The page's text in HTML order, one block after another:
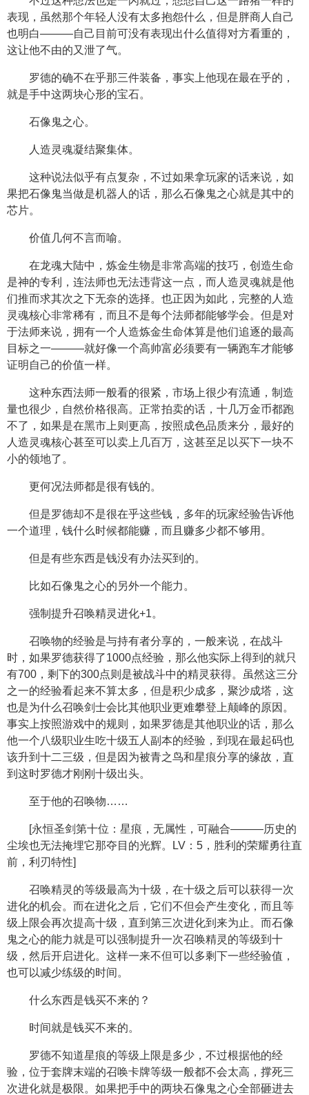
表现，虽然那个年轻人没有太多抱怨什么，但是胖商人自己
也明白———自己目前可没有表现出什么值得对方看重的，
这让他不由的又泄了气。
罗德的确不在乎那三件装备，事实上他现在最在乎的，
就是手中这两块心形的宝石。
石像鬼之心。
人造灵魂凝结聚集体。
这种说法似乎有点复杂，不过如果拿玩家的话来说，如
果把石像鬼当做是机器人的话，那么石像鬼之心就是其中的
芯片。
价值几何不言而喻。
在龙魂大陆中，炼金生物是非常高端的技巧，创造生命
是神的专利，连法师也无法违背这一点，而人造灵魂就是他
们推而求其次之下无奈的选择。也正因为如此，完整的人造
灵魂核心非常稀有，而且不是每个法师都能够学会。但是对
于法师来说，拥有一个人造炼金生命体算是他们追逐的最高
目标之一———就好像一个高帅富必须要有一辆跑车才能够
证明自己的价值一样。
这种东西法师一般看的很紧，市场上很少有流通，制造
量也很少，自然价格很高。正常拍卖的话，十几万金币都跑
不了，如果是在黑市上则更高，按照成色品质来分，最好的
人造灵魂核心甚至可以卖上几百万，这甚至足以买下一块不
小的领地了。
更何况法师都是很有钱的。
但是罗德却不是很在乎这些钱，多年的玩家经验告诉他
一个道理，钱什么时候都能赚，而且赚多少都不够用。
但是有些东西是钱没有办法买到的。
比如石像鬼之心的另外一个能力。
强制提升召唤精灵进化+1。
召唤物的经验是与持有者分享的，一般来说，在战斗
时，如果罗德获得了1000点经验，那么他实际上得到的就只
有700，剩下的300点则是被战斗中的精灵获得。虽然这三分
之一的经验看起来不算太多，但是积少成多，聚沙成塔，这
也是为什么召唤剑士会比其他职业更难攀登上颠峰的原因。
事实上按照游戏中的规则，如果罗德是其他职业的话，那么
他一个八级职业生吃十级五人副本的经验，到现在最起码也
该升到十二三级，但是因为被青之鸟和星痕分享的缘故，直
到这时罗德才刚刚十级出头。
至于他的召唤物……
[永恒圣剑第十位：星痕，无属性，可融合———历史的
尘埃也无法掩埋它那夺目的光辉。LV：5，胜利的荣耀勇往直
前，利刃特性]
召唤精灵的等级最高为十级，在十级之后可以获得一次
进化的机会。而在进化之后，它们不但会产生变化，而且等
级上限会再次提高十级，直到第三次进化到来为止。而石像
鬼之心的能力就是可以强制提升一次召唤精灵的等级到十
级，然后开启进化。这样一来不但可以多剩下一些经验值，
也可以减少练级的时间。
什么东西是钱买不来的？
时间就是钱买不来的。
罗德不知道星痕的等级上限是多少，不过根据他的经
验，位于套牌末端的召唤卡牌等级一般都不会太高，撑死三
次进化就是极限。如果把手中的两块石像鬼之心全部砸进去